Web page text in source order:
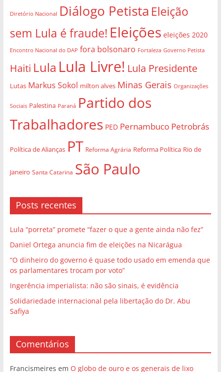
Diretório Nacional Diálogo Petista Eleição
sem Lula é fraude! Eleições eleições 2020
Encontro Nacional do DAP fora bolsonaro Fortaleza Governo Petista
Haiti Lula Lula Livre! Lula Presidente
Lutas Markus Sokol milton alves Minas Gerais Organizações
Sociais Palestina Paraná Partido dos
Trabalhadores PED Pernambuco Petrobrás
Política de Alianças PT Reforma Agrária Reforma Política Rio de
Janeiro Santa Catarina São Paulo
Posts recentes
Lula “porreta” promete “fazer o que a gente ainda não fez”
Daniel Ortega anuncia fim de eleições na Nicarágua
“O dinheiro do governo é quase todo usado em emenda que
os parlamentares trocam por voto”
Ingerência imperialista: não são sinais, é evidência
Solidariedade internacional pela libertação do Dr. Abu
Safiya
Comentários
Francismeires em O globo de ouro e os generais de lixo